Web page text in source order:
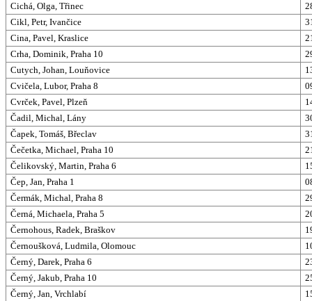
Cichá, Olga, Třinec
Cikl, Petr, Ivančice
Cina, Pavel, Kraslice
Crha, Dominik, Praha 10
Cutych, Johan, Louňovice
Cvičela, Lubor, Praha 8
Cvrček, Pavel, Plzeň
Čadil, Michal, Lány
Čapek, Tomáš, Břeclav
Čečetka, Michael, Praha 10
Čelikovský, Martin, Praha 6
Čep, Jan, Praha 1
Čermák, Michal, Praha 8
Černá, Michaela, Praha 5
Černohous, Radek, Braškov
Černoušková, Ludmila, Olomouc
Černý, Darek, Praha 6
Černý, Jakub, Praha 10
Černý, Jan, Vrchlabí